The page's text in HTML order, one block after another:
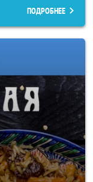
ПОДРОБНЕЕ